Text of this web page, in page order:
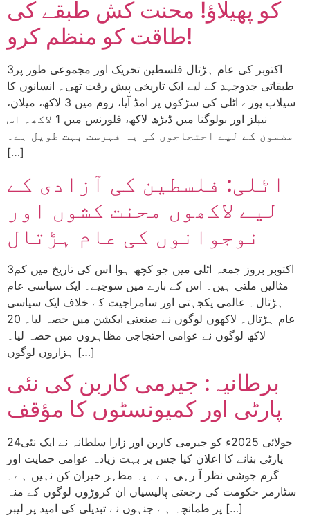
کو پھیلاؤ! محنت کش طبقے کی
طاقت کو منظم کرو!
3اکتوبر کی عام ہڑتال فلسطین تحریک اور مجموعی طور پر
طبقاتی جدوجہد کے لیے ایک تاریخی پیش رفت تھی۔ انسانوں کا
سیلاب پورے اٹلی کی سڑکوں پر امڈ آیا، روم میں 3 لاکھ، میلان،
نیپلز اور بولوگنا میں ڈیڑھ لاکھ، فلورنس میں 1 لاکھ۔ اس
مضمون کے لیے احتجاجوں کی یہ فہرست بہت طویل ہے۔
[…]
اٹلی: فلسطین کی آزادی کے
لیے لاکھوں محنت کشوں اور
نوجوانوں کی عام ہڑتال
3اکتوبر بروز جمعہ اٹلی میں جو کچھ ہوا اس کی تاریخ میں کم
مثالیں ملتی ہیں۔ اس کے بارے میں سوچیے۔ ایک سیاسی عام
ہڑتال۔ عالمی یکجہتی اور سامراجیت کے خلاف ایک سیاسی
عام ہڑتال۔ لاکھوں لوگوں نے صنعتی ایکشن میں حصہ لیا۔ 20
لاکھ لوگوں نے عوامی احتجاجی مظاہروں میں حصہ لیا۔
ہزاروں لوگوں […]
برطانیہ: جیرمی کاربن کی نئی
پارٹی اور کمیونسٹوں کا مؤقف
24جولائی 2025ء کو جیرمی کاربن اور زارا سلطانہ نے ایک نئی
پارٹی بنانے کا اعلان کیا جس پر بہت زیادہ عوامی حمایت اور
گرم جوشی نظر آ رہی ہے۔ یہ مظہر حیران کن نہیں ہے۔
سٹارمر حکومت کی رجعتی پالیسیاں ان کروڑوں لوگوں کے منہ
پر طمانچہ ہے جنہوں نے تبدیلی کی امید پر لیبر […]